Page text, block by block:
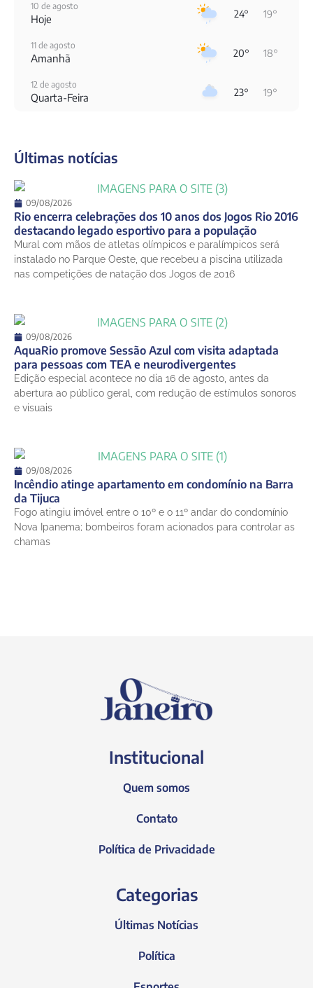
10 de agosto
Hoje 24° 19°
11 de agosto
Amanhã 20° 18°
12 de agosto
Quarta-Feira 23° 19°
14 de agosto
15 de agosto
Sábado 21°
16 de agosto
Domingo 31° 21°
Últimas notícias
09/08/2026
Rio encerra celebrações dos 10 anos dos Jogos Rio 2016
destacando legado esportivo para a população
Mural com mãos de atletas olímpicos e paralímpicos será
instalado no Parque Oeste, que recebeu a piscina utilizada
nas competições de natação dos Jogos de 2016
09/08/2026
AquaRio promove Sessão Azul com visita adaptada
para pessoas com TEA e neurodivergentes
Edição especial acontece no dia 16 de agosto, antes da
abertura ao público geral, com redução de estímulos sonoros
e visuais
09/08/2026
Incêndio atinge apartamento em condomínio na Barra
da Tijuca
Fogo atingiu imóvel entre o 10º e o 11º andar do condomínio
Nova Ipanema; bombeiros foram acionados para controlar as
chamas
Institucional
Quem somos
Contato
Política de Privacidade
Categorias
Últimas Notícias
Política